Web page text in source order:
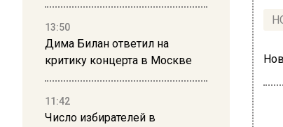
13:50
Дима Билан ответил на
критику концерта в Москве
11:42
Число избирателей в